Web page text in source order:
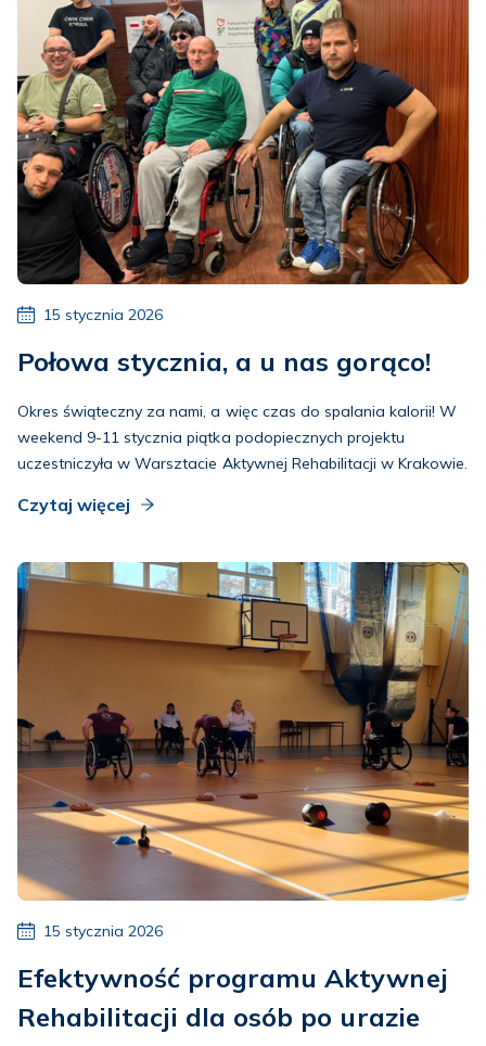
15 stycznia 2026
Połowa stycznia, a u nas gorąco!
Okres świąteczny za nami, a więc czas do spalania kalorii! W
weekend 9-11 stycznia piątka podopiecznych projektu
uczestniczyła w Warsztacie Aktywnej Rehabilitacji w Krakowie.
Czytaj więcej
15 stycznia 2026
Efektywność programu Aktywnej
Rehabilitacji dla osób po urazie